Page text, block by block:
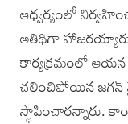
ఆధ్వర్యంలో
అతిథిగా
కార్యక్రమంలో ఆయన
చలించిపోయిన జగన్
స్థాపించారన్నారు.